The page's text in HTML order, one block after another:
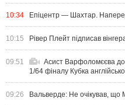
10:34 Епіцентр — Шахтар.
10:15 Рівер Плейт підписав
09:51
Асист Варфоломєєва
1/64 фіналу Кубка
09:26 Вальверде: Не очікував, що